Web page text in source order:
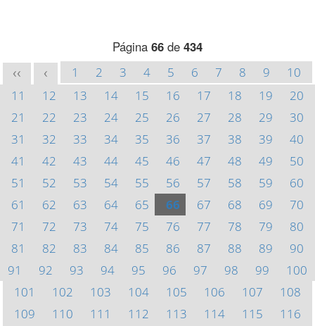
Página 66 de 434
<< < 1 2 3 4 5 6 7 8 9
10
11
12 13 14 15 16 17 18 19
20
21
22 23 24 25 26 27 28 29
30
31
32 33 34 35 36 37 38 39
40
41
42 43 44 45 46 47 48 49
50
51
52 53 54 55 56 57 58 59
60
61
62 63 64 65 66 67 68 69
70
71
72 73 74 75 76 77 78 79
80
81
82 83 84 85 86 87 88 89
90
91
92 93 94 95 96 97 98 99
100
101
102 103 104 105 106 107
108
109
110 111 112 113 114 115
116